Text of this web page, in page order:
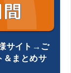
サイト→ご
＆まとめサ